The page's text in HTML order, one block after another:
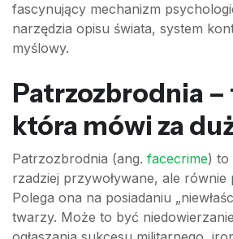
fascynujący mechanizm
narzędzia opisu świata, system
myślowy.
Patrzozbrodnia –
która mówi za
Patrzozbrodnia (ang. facecrime) to
rzadziej przywoływane, ale równie
Polega ona na posiadaniu
twarzy. Może to być